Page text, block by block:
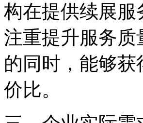
构在提供续展
注重提升服务
的同时，能够
价比。